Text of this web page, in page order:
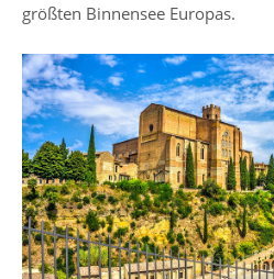
größten Binnensee Europas.